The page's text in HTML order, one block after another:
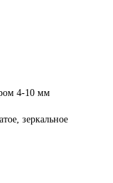
4-10 мм
зеркальное